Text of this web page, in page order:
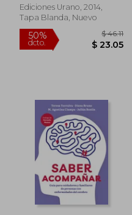
dcto. $ 37.33
Bebidas Paleo
(Nutrición y Dietética)
Ediciones Urano, 2014,
Tapa Blanda, Nuevo